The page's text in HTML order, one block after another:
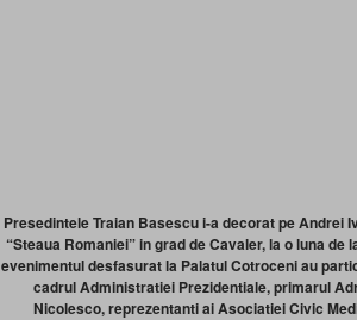
Presedintele Traian Basescu i-a decorat pe Andrei
“Steaua Romaniei” in grad de Cavaler, la o luna
evenimentul desfasurat la Palatul Cotroceni au
cadrul Administratiei Prezidentiale, primarul
Nicolesco, reprezentanti ai Asociatiei Civic